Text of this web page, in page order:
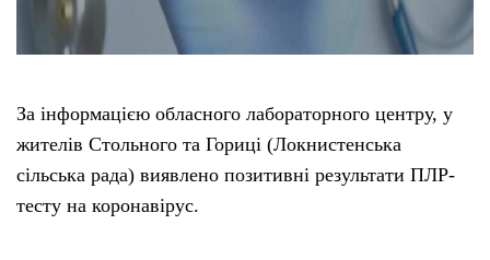
Редакційна політика
За інформацією обласного лабораторного центру, у
жителів Стольного та Гориці (Локнистенська
сільська рада) виявлено позитивні результати ПЛР-
тесту на коронавірус.